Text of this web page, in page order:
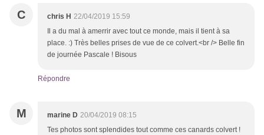
C chris H 22/04/2019 15:59
Il a du mal à amerrir avec tout ce monde, mais il tient à sa
place. :) Très belles prises de vue de ce colvert.<br /> Belle fin
de journée Pascale ! Bisous
Répondre
M marine D 20/04/2019 08:15
Tes photos sont splendides tout comme ces canards colvert !